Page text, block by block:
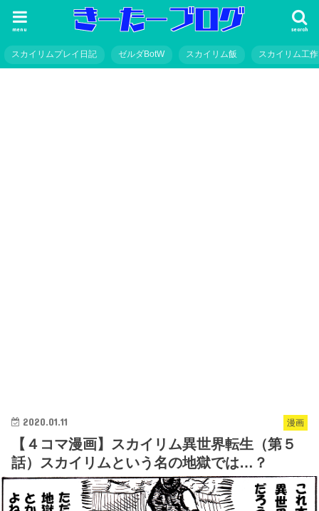
search
menu
スカイリムプレイ日記 ゼルダBotW スカイリム飯 スカイリム工作
漫画
2020.01.11
【４コマ漫画】スカイリム異世界転生（第５
話）スカイリムという名の地獄では…？